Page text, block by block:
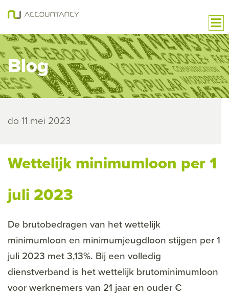
Blog
do 11 mei 2023
Wettelijk minimumloon per 1
juli 2023
De brutobedragen van het wettelijk
minimumloon en minimumjeugdloon stijgen per 1
juli 2023 met 3,13%. Bij een volledig
dienstverband is het wettelijk brutominimumloon
voor werknemers van 21 jaar en ouder €